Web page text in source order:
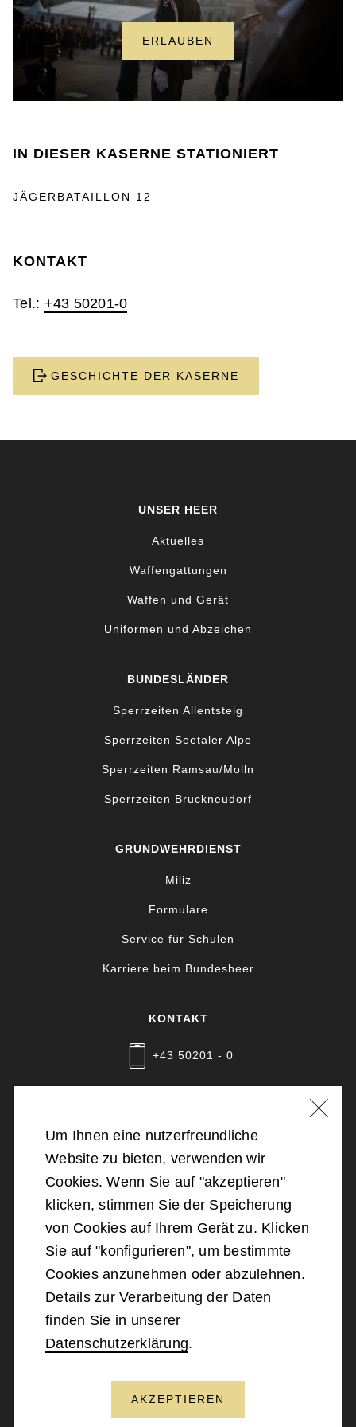
ERLAUBEN
IN DIESER KASERNE STATIONIERT
JÄGERBATAILLON 12
KONTAKT
Tel.: +43 50201-0
GESCHICHTE DER KASERNE
UNSER HEER
Aktuelles
Waffengattungen
Waffen und Gerät
Uniformen und Abzeichen
BUNDESLÄNDER
Sperrzeiten Allentsteig
Sperrzeiten Seetaler Alpe
Sperrzeiten Ramsau/Molln
Sperrzeiten Bruckneudorf
GRUNDWEHRDIENST
Miliz
Formulare
Service für Schulen
Karriere beim Bundesheer
KONTAKT
+43 50201 - 0
2026Bundesministerium für Landesverteidigung
Barrierefreiheit
Datenschutz
Kontakt
Um Ihnen eine nutzerfreundliche
Website zu bieten, verwenden wir
Cookies. Wenn Sie auf "akzeptieren"
klicken, stimmen Sie der Speicherung
von Cookies auf Ihrem Gerät zu. Klicken
Sie auf "konfigurieren", um bestimmte
Cookies anzunehmen oder abzulehnen.
Details zur Verarbeitung der Daten
finden Sie in unserer
Datenschutzerklärung.
AKZEPTIEREN